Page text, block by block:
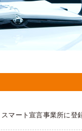
マート宣言事業所に登